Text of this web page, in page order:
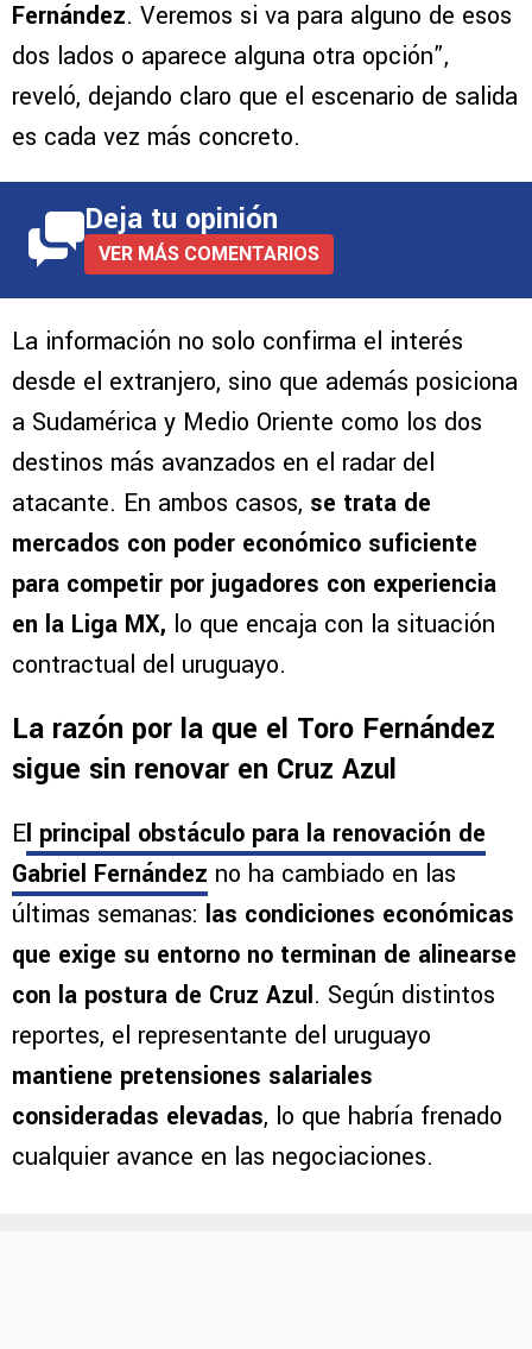
Fernández. Veremos si va para alguno de esos
dos lados o aparece alguna otra opción”,
reveló, dejando claro que el escenario de salida
es cada vez más concreto.
Deja tu opinión
VER MÁS COMENTARIOS
La información no solo confirma el interés
desde el extranjero, sino que además posiciona
a Sudamérica y Medio Oriente como los dos
destinos más avanzados en el radar del
atacante. En ambos casos, se trata de
mercados con poder económico suficiente
para competir por jugadores con experiencia
en la Liga MX, lo que encaja con la situación
contractual del uruguayo.
La razón por la que el Toro Fernández
sigue sin renovar en Cruz Azul
El principal obstáculo para la renovación de
Gabriel Fernández no ha cambiado en las
últimas semanas: las condiciones económicas
que exige su entorno no terminan de alinearse
con la postura de Cruz Azul. Según distintos
reportes, el representante del uruguayo
mantiene pretensiones salariales
consideradas elevadas, lo que habría frenado
cualquier avance en las negociaciones.